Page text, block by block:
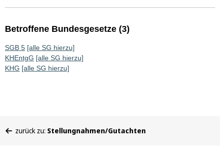
Betroffene Bundesgesetze (3)
SGB 5 [alle SG hierzu]
KHEntgG [alle SG hierzu]
KHG [alle SG hierzu]
befinden
zurück zu: Stellungnahmen/Gutachten